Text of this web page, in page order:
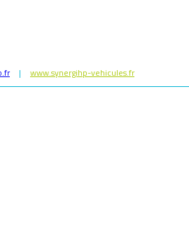
| www.synergihp-vehicules.fr